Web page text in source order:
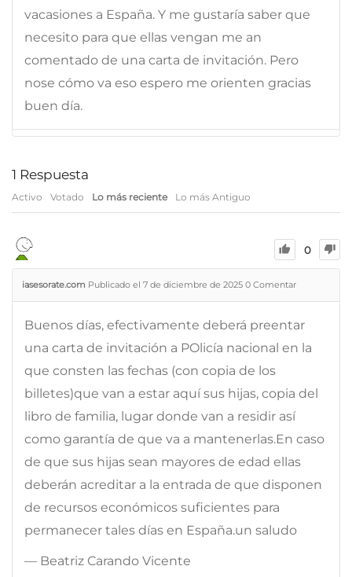
vacasiones a España. Y me gustaría saber que
necesito para que ellas vengan me an
comentado de una carta de invitación. Pero
nose cómo va eso espero me orienten gracias
buen día.
1 Respuesta
Activo Votado Lo más reciente Lo más Antiguo
0
iasesorate.com Publicado el 7 de diciembre de 2025 0 Comentar
Buenos días, efectivamente deberá preentar
una carta de invitación a POlicía nacional en la
que consten las fechas (con copia de los
billetes)que van a estar aquí sus hijas, copia del
libro de familia, lugar donde van a residir así
como garantía de que va a mantenerlas.En caso
de que sus hijas sean mayores de edad ellas
deberán acreditar a la entrada de que disponen
de recursos económicos suficientes para
permanecer tales días en España.un saludo
— Beatriz Carando Vicente